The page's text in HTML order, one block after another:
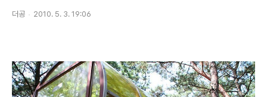
더공 2010. 5. 3. 19:06